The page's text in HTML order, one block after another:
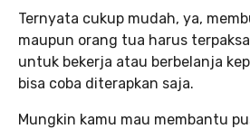
Ternyata cukup mudah, ya,
maupun orang tua harus
untuk bekerja atau berbelanja
bisa coba diterapkan saja.
Mungkin kamu mau membantu